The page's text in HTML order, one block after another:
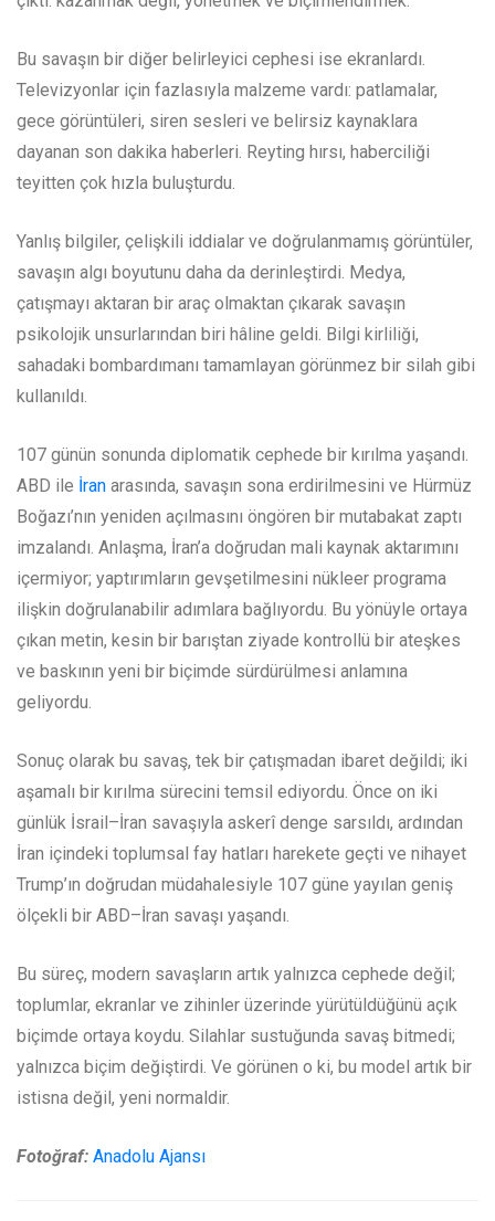
Bu savaşın bir diğer belirleyici cephesi ise ekranlardı.
Televizyonlar için fazlasıyla malzeme vardı: patlamalar,
gece görüntüleri, siren sesleri ve belirsiz kaynaklara
dayanan son dakika haberleri. Reyting hırsı, haberciliği
teyitten çok hızla buluşturdu.
Yanlış bilgiler, çelişkili iddialar ve doğrulanmamış görüntüler,
savaşın algı boyutunu daha da derinleştirdi. Medya,
çatışmayı aktaran bir araç olmaktan çıkarak savaşın
psikolojik unsurlarından biri hâline geldi. Bilgi kirliliği,
sahadaki bombardımanı tamamlayan görünmez bir silah gibi
kullanıldı.
107 günün sonunda diplomatik cephede bir kırılma yaşandı.
ABD ile İran arasında, savaşın sona erdirilmesini ve Hürmüz
Boğazı’nın yeniden açılmasını öngören bir mutabakat zaptı
imzalandı. Anlaşma, İran’a doğrudan mali kaynak aktarımını
içermiyor; yaptırımların gevşetilmesini nükleer programa
ilişkin doğrulanabilir adımlara bağlıyordu. Bu yönüyle ortaya
çıkan metin, kesin bir barıştan ziyade kontrollü bir ateşkes
ve baskının yeni bir biçimde sürdürülmesi anlamına
geliyordu.
Sonuç olarak bu savaş, tek bir çatışmadan ibaret değildi; iki
aşamalı bir kırılma sürecini temsil ediyordu. Önce on iki
günlük İsrail–İran savaşıyla askerî denge sarsıldı, ardından
İran içindeki toplumsal fay hatları harekete geçti ve nihayet
Trump’ın doğrudan müdahalesiyle 107 güne yayılan geniş
ölçekli bir ABD–İran savaşı yaşandı.
Bu süreç, modern savaşların artık yalnızca cephede değil;
toplumlar, ekranlar ve zihinler üzerinde yürütüldüğünü açık
biçimde ortaya koydu. Silahlar sustuğunda savaş bitmedi;
yalnızca biçim değiştirdi. Ve görünen o ki, bu model artık bir
istisna değil, yeni normaldir.
Fotoğraf: Anadolu Ajansı